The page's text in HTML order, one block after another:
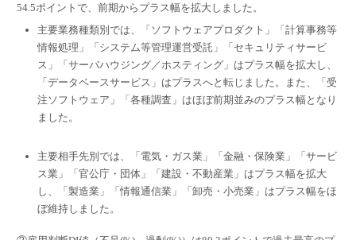
54.5ポイントで、前期からプラス幅を拡大しました。
主要業務種類別では、「ソフトウェアプロダクト」「計算事務等
情報処理」「システム等管理運営受託」「セキュリティサービ
ス」「サーバハウジング／ホスティング」はプラス幅を拡大し、
「データベースサービス」はプラスへと転じました。また、「受
注ソフトウェア」「各種調査」はほぼ前期並みのプラス幅となり
ました。
主要相手先別では、「電気・ガス業」「金融・保険業」「サービ
ス業」「官公庁・団体」「建設・不動産業」はプラス幅を拡大
し、「製造業」「情報通信業」「卸売・小売業」はプラス幅をほ
ぼ維持しました。